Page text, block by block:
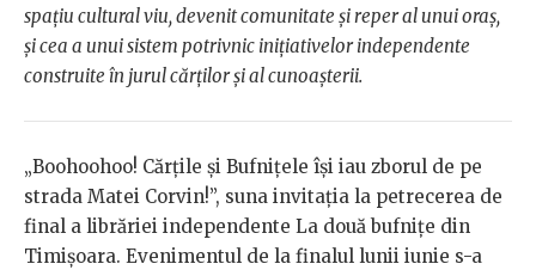
spațiu cultural viu, devenit comunitate și reper al unui oraș,
și cea a unui sistem potrivnic inițiativelor independente
construite în jurul cărților și al cunoașterii.
„Boohoohoo! Cărțile și Bufnițele își iau zborul de pe
strada Matei Corvin!”, suna invitația la petrecerea de
final a librăriei independente La două bufnițe din
Timișoara. Evenimentul de la finalul lunii iunie s-a